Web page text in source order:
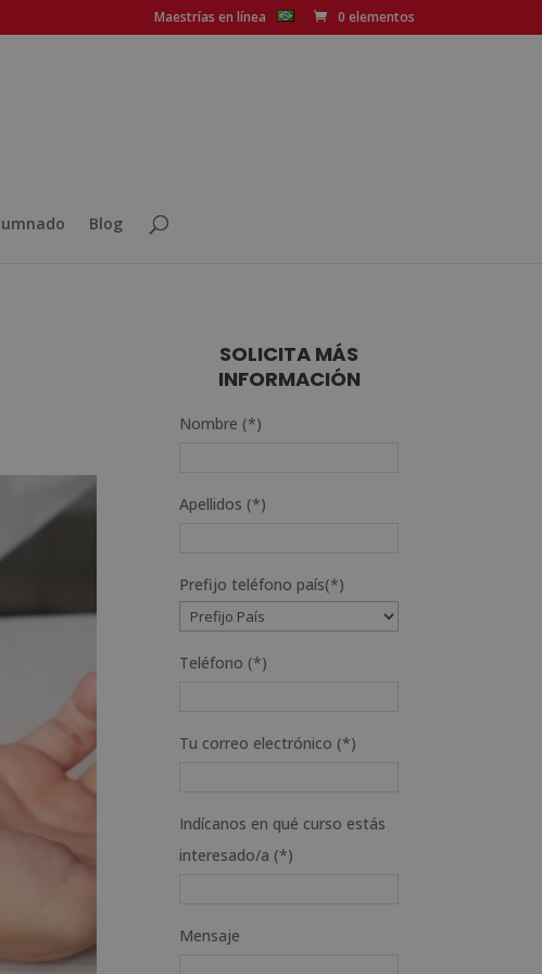
Maestrías en línea 0 elementos
Blog
SOLICITA MÁS
INFORMACIÓN
Nombre (*)
Apellidos (*)
Prefijo teléfono país(*)
Teléfono (*)
Tu correo electrónico (*)
Indícanos en qué curso estás
interesado/a (*)
Mensaje